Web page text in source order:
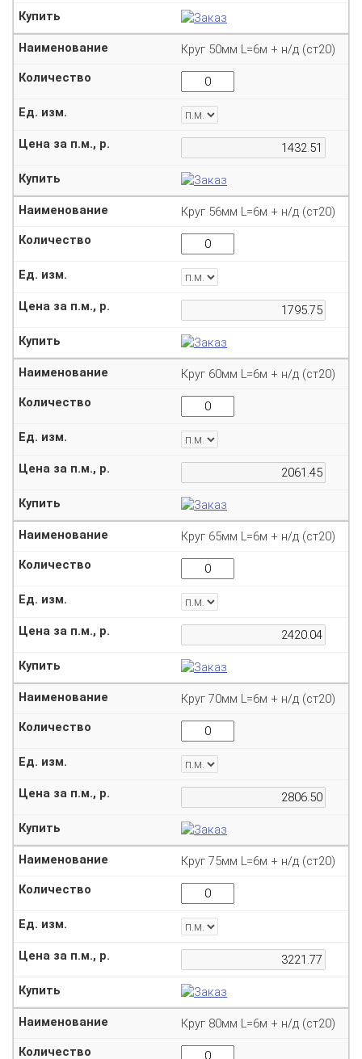
Круг 50мм L=6м + н/д (ст20)
Круг 56мм L=6м + н/д (ст20)
Круг 60мм L=6м + н/д (ст20)
Круг 65мм L=6м + н/д (ст20)
Круг 70мм L=6м + н/д (ст20)
Круг 75мм L=6м + н/д (ст20)
Круг 80мм L=6м + н/д (ст20)